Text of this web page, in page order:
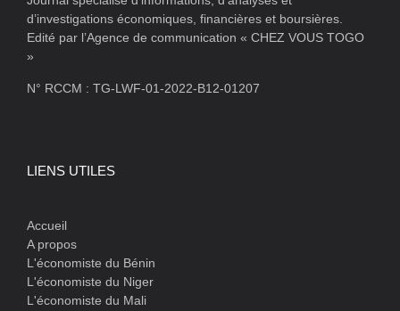
d’investigations économiques, financières et boursières.
Edité par l’Agence de communication « CHEZ VOUS TOGO
»
N° RCCM : TG-LWF-01-2022-B12-01207
LIENS UTILES
Accueil
A propos
L'économiste du Bénin
L'économiste du Niger
L'économiste du Mali